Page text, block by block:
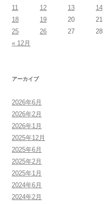
11
12 13 14
18
19 20 21
25
26 27 28
« 12月
アーカイブ
2026年6月
2026年2月
2026年1月
2025年12月
2025年6月
2025年2月
2025年1月
2024年6月
2024年2月